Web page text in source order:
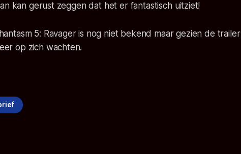
kan gerust zeggen dat het er fantastisch uitziet!
5: Ravager is nog niet bekend maar gezien de trailer
op zich wachten.